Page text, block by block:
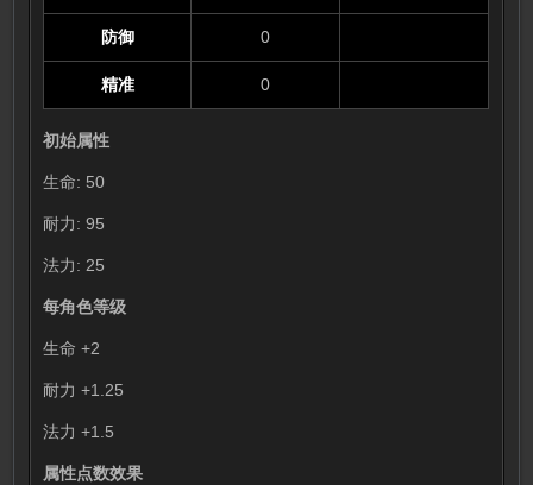
防御 0
精准 0
初始属性
生命: 50
耐力: 95
法力: 25
每角色等级
生命 +2
耐力 +1.25
法力 +1.5
属性点数效果